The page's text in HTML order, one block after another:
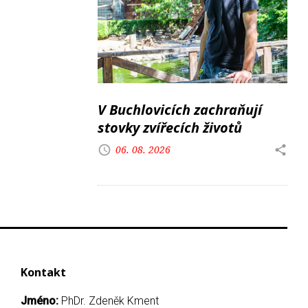
V Buchlovicích zachraňují
stovky zvířecích životů
06. 08. 2026
Kontakt
Jméno: PhDr. Zdeněk Kment